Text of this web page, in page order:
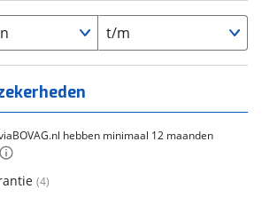
t/m
hebben minimaal 12 maanden
(4)